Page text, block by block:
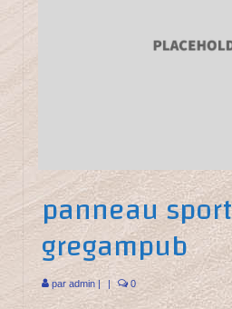
panneau
gregampub
par admin | | 0